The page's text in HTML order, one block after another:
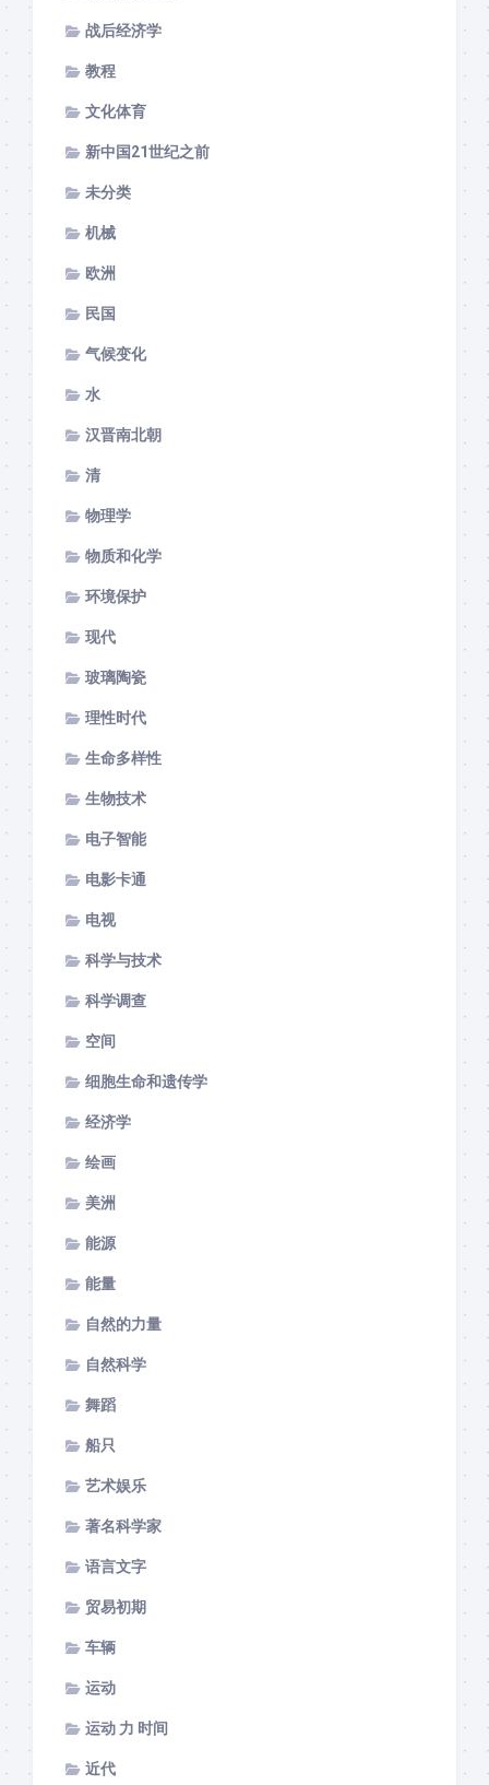
战后经济学
教程
文化体育
新中国21世纪之前
未分类
机械
欧洲
民国
气候变化
水
汉晋南北朝
清
物理学
物质和化学
环境保护
现代
玻璃陶瓷
理性时代
生命多样性
生物技术
电子智能
电影卡通
电视
科学与技术
科学调查
空间
细胞生命和遗传学
经济学
绘画
美洲
能源
能量
自然的力量
自然科学
舞蹈
船只
艺术娱乐
著名科学家
语言文字
贸易初期
车辆
运动
运动 力 时间
近代